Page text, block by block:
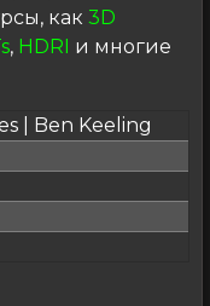
как 3D
, HDRI и многие
| Ben Keeling